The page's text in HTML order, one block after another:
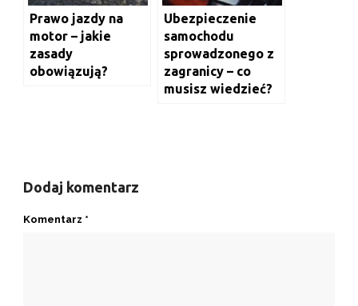
Prawo jazdy na
motor – jakie
zasady
obowiązują?
Ubezpieczenie
samochodu
sprowadzonego z
zagranicy – co
musisz wiedzieć?
Dodaj komentarz
Komentarz *